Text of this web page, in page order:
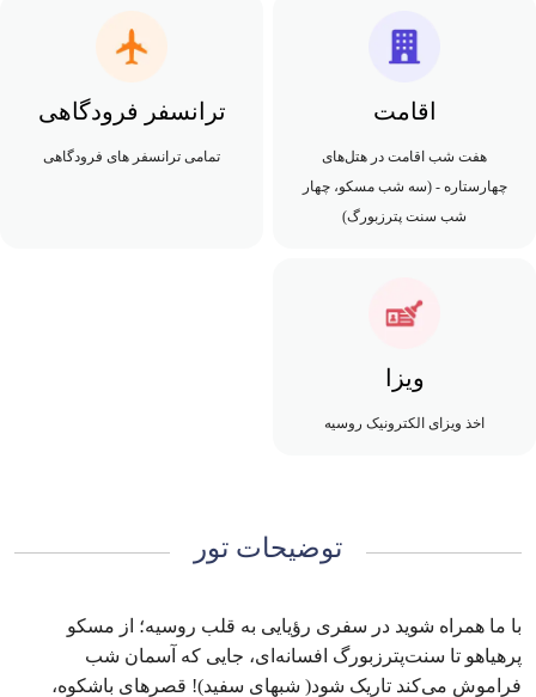
اقامت
هفت شب اقامت در هتل‌های
چهارستاره - (سه شب مسکو، چهار
شب سنت پترزبورگ)
ترانسفر فرودگاهی
تمامی ترانسفر های فرودگاهی
ویزا
اخذ ویزای الکترونیک روسیه
توضیحات تور
با ما همراه شوید در سفری رؤیایی به قلب روسیه؛ از مسکو
پرهیاهو تا سنت‌پترزبورگ افسانه‌ای، جایی که آسمان شب
فراموش می‌کند تاریک شود( شبهای سفید)! قصرهای باشکوه،